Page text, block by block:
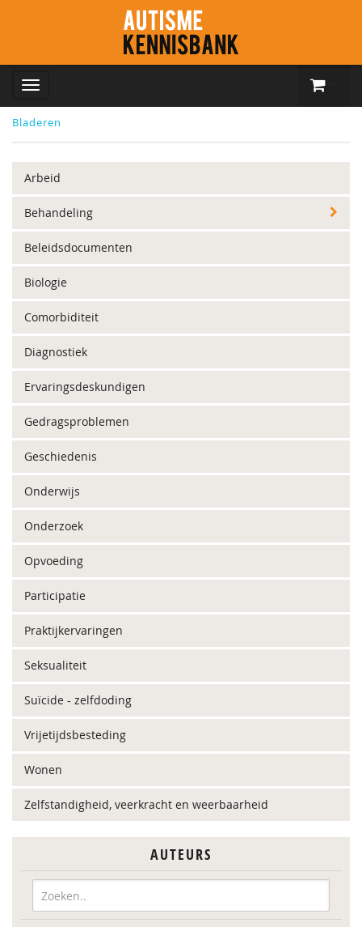
Bladeren
Arbeid
Behandeling
Beleidsdocumenten
Biologie
Comorbiditeit
Diagnostiek
Ervaringsdeskundigen
Gedragsproblemen
Geschiedenis
Onderwijs
Onderzoek
Opvoeding
Participatie
Praktijkervaringen
Seksualiteit
Suïcide - zelfdoding
Vrijetijdsbesteding
Wonen
Zelfstandigheid, veerkracht en weerbaarheid
AUTEURS